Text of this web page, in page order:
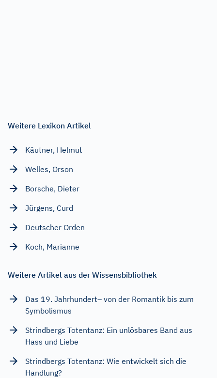
Weitere Lexikon Artikel
Käutner, Helmut
Welles, Orson
Borsche, Dieter
Jürgens, Curd
Deutscher Orden
Koch, Marianne
Weitere Artikel aus der Wissensbibliothek
Das 19. Jahrhundert– von der Romantik bis zum
Symbolismus
Strindbergs Totentanz: Ein unlösbares Band aus
Hass und Liebe
Strindbergs Totentanz: Wie entwickelt sich die
Handlung?